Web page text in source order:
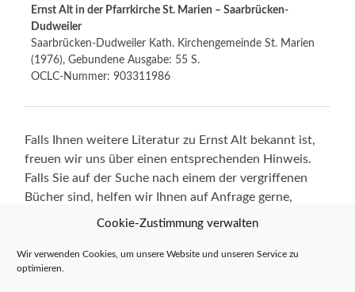
Cookie-Zustimmung verwalten
Wir verwenden Cookies, um unsere Website und unseren Service zu
optimieren.
Ernst Alt in der Pfarrkirche St. Marien – Saarbrücken-
Dudweiler
Saarbrücken-Dudweiler Kath. Kirchengemeinde St. Marien
(1976), Gebundene Ausgabe: 55 S.
OCLC-Nummer: 903311986
Falls Ihnen weitere Literatur zu Ernst Alt bekannt ist,
freuen wir uns über einen entsprechenden Hinweis.
Falls Sie auf der Suche nach einem der vergriffenen
Bücher sind, helfen wir Ihnen auf Anfrage gerne,
einzelne Restexemplare zu beschaffen.